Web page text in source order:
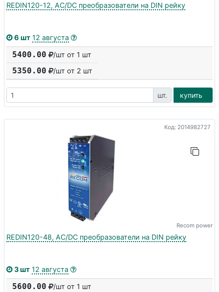
REDIN120-12, AC/DC преобразователи на DIN рейку
6 шт 12 августа
5400.00 /шт от 1 шт
5350.00 /шт от 2 шт
шт. купить
Код: 2014982727
Recom power
REDIN120-48, AC/DC преобразователи на DIN рейку
3 шт 12 августа
5600.00 /шт от 1 шт